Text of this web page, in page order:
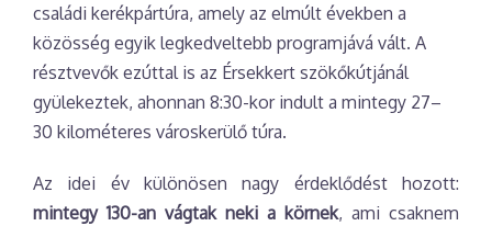
családi kerékpártúra, amely az elmúlt években a
közösség egyik legkedveltebb programjává vált. A
résztvevők ezúttal is az Érsekkert szökőkútjánál
gyülekeztek, ahonnan 8:30-kor indult a mintegy 27–
30 kilométeres városkerülő túra.
Az idei év különösen nagy érdeklődést hozott:
mintegy 130-an vágtak neki a körnek, ami csaknem